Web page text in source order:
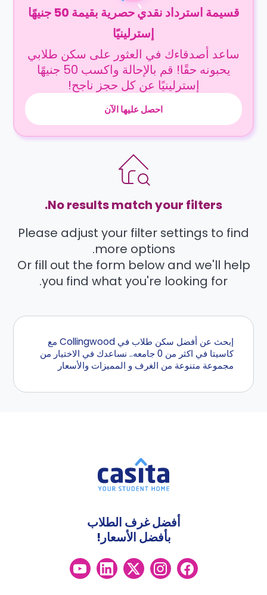
قسيمة استرداد نقدي حصرية بقيمة 50 جنيهًا
إسترلينيًا
ساعد أصدقاءك في العثور على سكن طلابي
يحبونه حقًا! قم بالإحالة واكسب 50 جنيهًا
إسترلينيًا عن كل حجز ناجح!
احصل عليها الآن
No results match your filters.
Please adjust your filter settings to find
more options.
Or fill out the form below and we'll help
you find what you're looking for.
إبحث عن أفضل سكن طلاب في Collingwood مع
كاسيتا في اكثر من 0 جامعه.. نساعدك في الاختيار من
مجموعة متنوعة من الغرف و المميزات والأسعار
أفضل غرف الطلاب
بأفضل الأسعار!